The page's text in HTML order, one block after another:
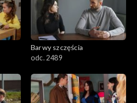
Barwy szczęścia
odc. 2489